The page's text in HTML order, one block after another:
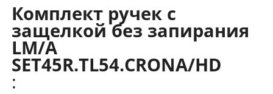
Установка
Доставка и оплата
Комплект ручек с
защелкой без запирания
LM/A
SET45R.TL54.CRONA/HD
: